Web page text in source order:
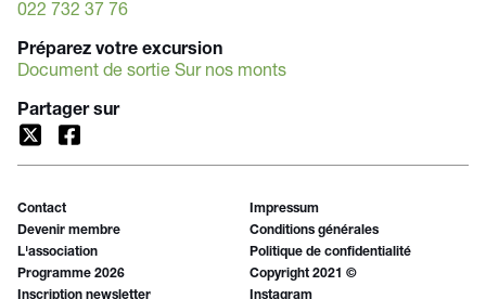
022 732 37 76
Préparez votre excursion
Document de sortie Sur nos monts
Partager sur
Contact
Devenir membre
L'association
Programme 2026
Inscription newsletter
Impressum
Conditions générales
Politique de confidentialité
Copyright 2021 ©
Instagram